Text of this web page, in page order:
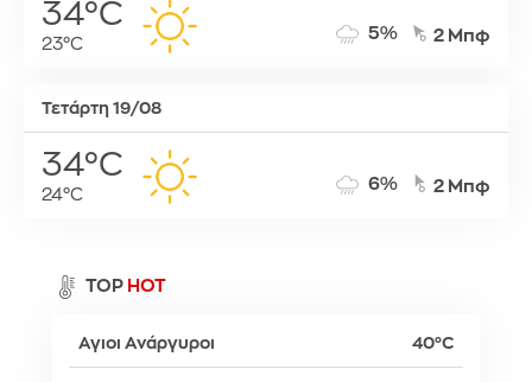
34°C
23°C
5% 2 Μπφ
Τετάρτη 19/08
34°C
24°C
6% 2 Μπφ
TOP HOT
Αγιοι Ανάργυροι 40°C